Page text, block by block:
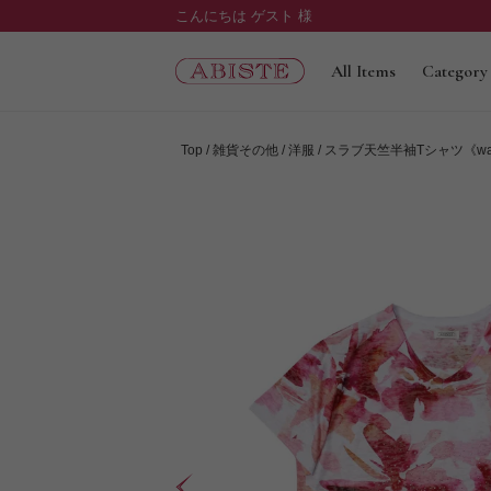
こんにちは ゲスト 様
All Items Category
Top 雑貨その他 洋服 スラブ天竺半袖Tシャツ《